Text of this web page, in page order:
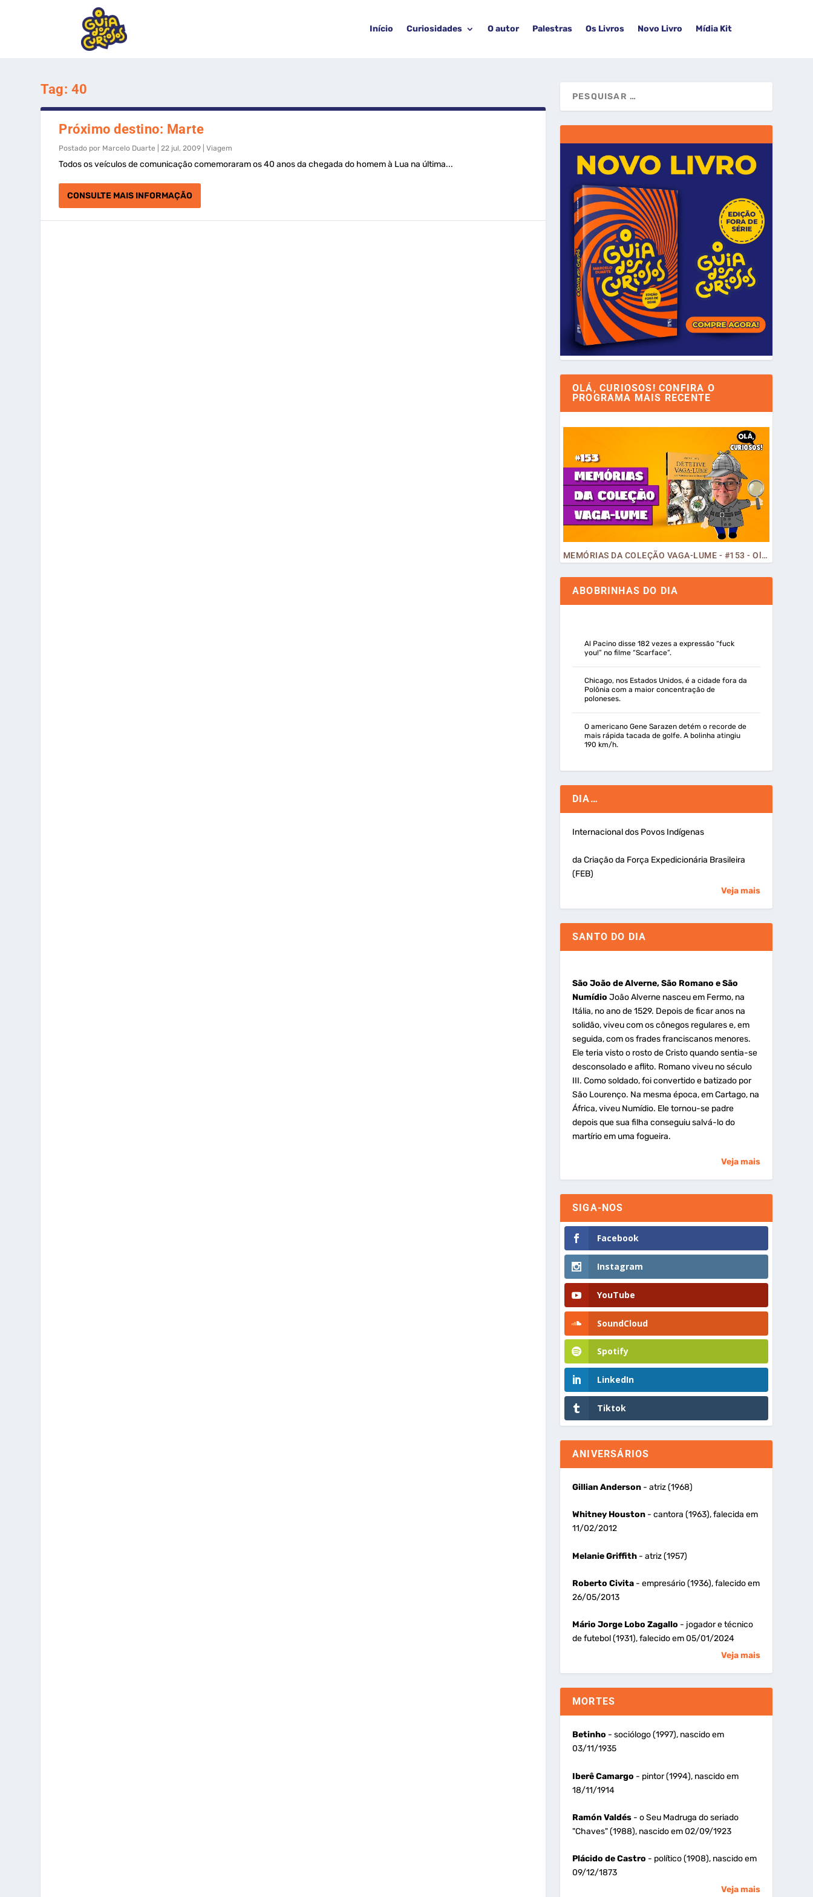
Início Curiosidades O autor Palestras Os Livros Novo Livro Mídia Kit
Tag: 40
Próximo destino: Marte
Postado por Marcelo Duarte |22 jul, 2009 |Viagem
Todos os veículos de comunicação comemoraram os 40 anos da chegada do homem à Lua na última...
CONSULTE MAIS INFORMAÇÃO
OLÁ, CURIOSOS! CONFIRA O
PROGRAMA MAIS RECENTE
MEMÓRIAS DA COLEÇÃO VAGA-LUME - #153 - Olá, Curiosos! 2023
ABOBRINHAS DO DIA
Al Pacino disse 182 vezes a expressão “fuck
you!” no filme “Scarface”.
Chicago, nos Estados Unidos, é a cidade fora da
Polônia com a maior concentração de
poloneses.
O americano Gene Sarazen detém o recorde de
mais rápida tacada de golfe. A bolinha atingiu
190 km/h.
DIA…
Internacional dos Povos Indígenas
da Criação da Força Expedicionária Brasileira
(FEB)
Veja mais
SANTO DO DIA
São João de Alverne, São Romano e São
Numídio João Alverne nasceu em Fermo, na
Itália, no ano de 1529. Depois de ficar anos na
solidão, viveu com os cônegos regulares e, em
seguida, com os frades franciscanos menores.
Ele teria visto o rosto de Cristo quando sentia-se
desconsolado e aflito. Romano viveu no século
III. Como soldado, foi convertido e batizado por
São Lourenço. Na mesma época, em Cartago, na
África, viveu Numídio. Ele tornou-se padre
depois que sua filha conseguiu salvá-lo do
martírio em uma fogueira.
Veja mais
SIGA-NOS
Facebook
Instagram
YouTube
SoundCloud
Spotify
LinkedIn
Tiktok
ANIVERSÁRIOS
Gillian Anderson- atriz (1968)
Whitney Houston- cantora (1963), falecida em
11/02/2012
Melanie Griffith- atriz (1957)
Roberto Civita- empresário (1936), falecido em
26/05/2013
Mário Jorge Lobo Zagallo - jogador e técnico
de futebol (1931), falecido em 05/01/2024
Veja mais
MORTES
Betinho - sociólogo (1997), nascido em
03/11/1935
Iberê Camargo - pintor (1994), nascido em
18/11/1914
Ramón Valdés- o Seu Madruga do seriado
"Chaves" (1988), nascido em 02/09/1923
Plácido de Castro - político (1908), nascido em
09/12/1873
Veja mais